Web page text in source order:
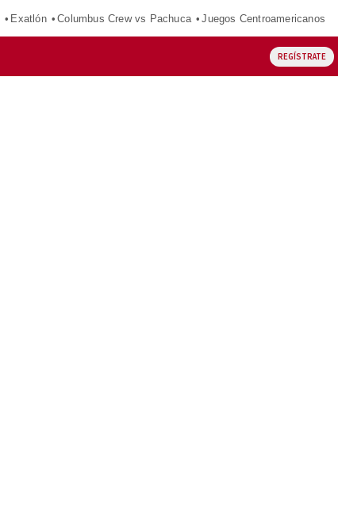
Exatlón Columbus Crew vs Pachuca Juegos Centroamericanos
REGÍSTRATE